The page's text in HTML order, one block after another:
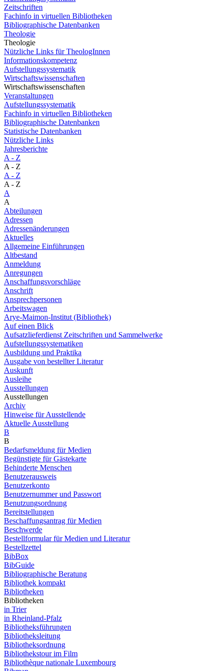
Zeitschriften
Fachinfo in virtuellen Bibliotheken
Bibliographische Datenbanken
Theologie
Theologie
Nützliche Links für TheologInnen
Informationskompetenz
Aufstellungssystematik
Wirtschaftswissenschaften
Wirtschaftswissenschaften
Veranstaltungen
Aufstellungssystematik
Fachinfo in virtuellen Bibliotheken
Bibliographische Datenbanken
Statistische Datenbanken
Nützliche Links
Jahresberichte
A - Z
A - Z
A - Z
A - Z
A
A
Abteilungen
Adressen
Adressenänderungen
Aktuelles
Allgemeine Einführungen
Altbestand
Anmeldung
Anregungen
Anschaffungsvorschläge
Anschrift
Ansprechpersonen
Arbeitswagen
Arye-Maimon-Institut (Bibliothek)
Auf einen Blick
Aufsatzlieferdienst Zeitschriften und Sammelwerke
Aufstellungssystematiken
Ausbildung und Praktika
Ausgabe von bestellter Literatur
Auskunft
Ausleihe
Ausstellungen
Ausstellungen
Archiv
Hinweise für Ausstellende
Aktuelle Ausstellung
B
B
Bedarfsmeldung für Medien
Begünstigte für Gästekarte
Behinderte Menschen
Benutzerausweis
Benutzerkonto
Benutzernummer und Passwort
Benutzungsordnung
Bereitstellungen
Beschaffungsantrag für Medien
Beschwerde
Bestellformular für Medien und Literatur
Bestellzettel
BibBox
BibGuide
Bibliographische Beratung
Bibliothek kompakt
Bibliotheken
Bibliotheken
in Trier
in Rheinland-Pfalz
Bibliotheksführungen
Bibliotheksleitung
Bibliotheksordnung
Bibliothekstour im Film
Bibliothèque nationale Luxembourg